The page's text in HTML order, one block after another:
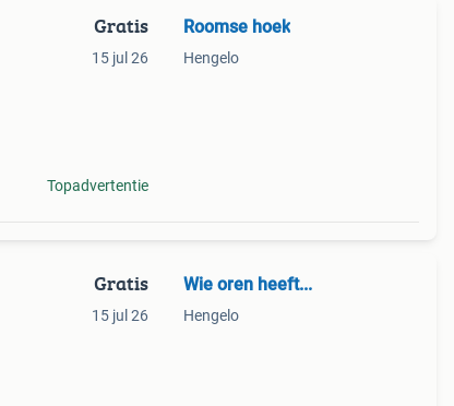
Gratis
15 jul 26
Topadvertentie
Roomse hoek
Hengelo
Gratis
15 jul 26
Wie oren heeft...
Hengelo